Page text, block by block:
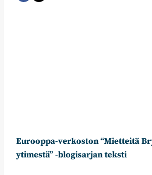
Eurooppa-verkoston “Mietteitä
ytimestä” -blogisarjan teksti